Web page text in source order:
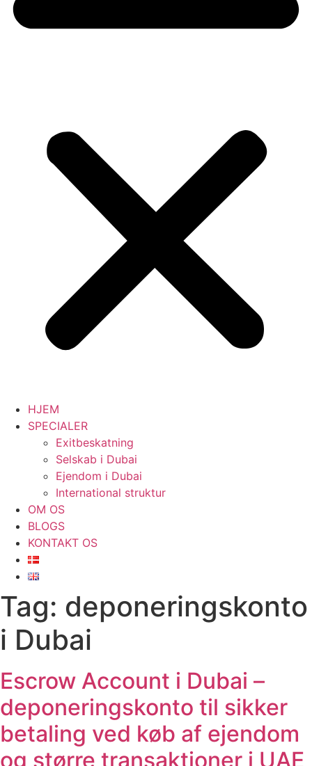
HJEM
SPECIALER
Exitbeskatning
Selskab i Dubai
Ejendom i Dubai
International struktur
OM OS
BLOGS
KONTAKT OS
Tag: deponeringskonto
i Dubai
Escrow Account i Dubai –
deponeringskonto til sikker
betaling ved køb af ejendom
og større transaktioner i UAE